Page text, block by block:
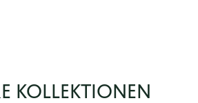
KOLLEKTIONEN